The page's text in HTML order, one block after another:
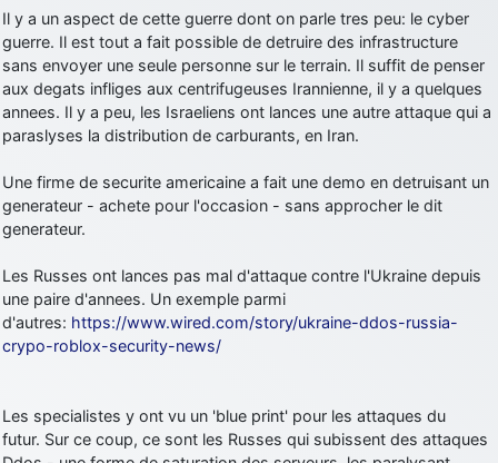
Il y a un aspect de cette guerre dont on parle tres peu: le cyber
guerre. Il est tout a fait possible de detruire des infrastructure
sans envoyer une seule personne sur le terrain. Il suffit de penser
aux degats infliges aux centrifugeuses Irannienne, il y a quelques
annees. Il y a peu, les Israeliens ont lances une autre attaque qui a
paraslyses la distribution de carburants, en Iran.
Une firme de securite americaine a fait une demo en detruisant un
generateur - achete pour l'occasion - sans approcher le dit
generateur.
Les Russes ont lances pas mal d'attaque contre l'Ukraine depuis
une paire d'annees. Un exemple parmi
d'autres: https://www.wired.com/story/ukraine-ddos-russia-
crypo-roblox-security-news/
Les specialistes y ont vu un 'blue print' pour les attaques du
futur. Sur ce coup, ce sont les Russes qui subissent des attaques